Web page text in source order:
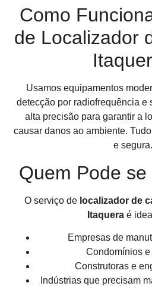
Como
de Localizador
Usamos equipamentos
detecção por radiofrequência e
alta precisão para garantir a
causar danos ao ambiente.
e segura.
Quem Pode
O serviço de localizador de
Itaquera é
Empresas de
Condomínios
Construtoras e
Indústrias que precisam